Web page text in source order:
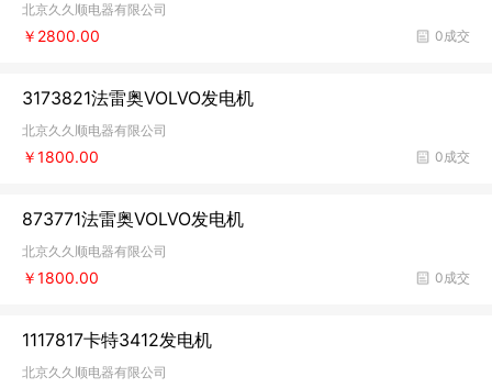
北京久久顺电器有限公司
0成交
￥2800.00
3173821法雷奥VOLVO发电机
北京久久顺电器有限公司
0成交
￥1800.00
873771法雷奥VOLVO发电机
北京久久顺电器有限公司
0成交
￥1800.00
1117817卡特3412发电机
北京久久顺电器有限公司